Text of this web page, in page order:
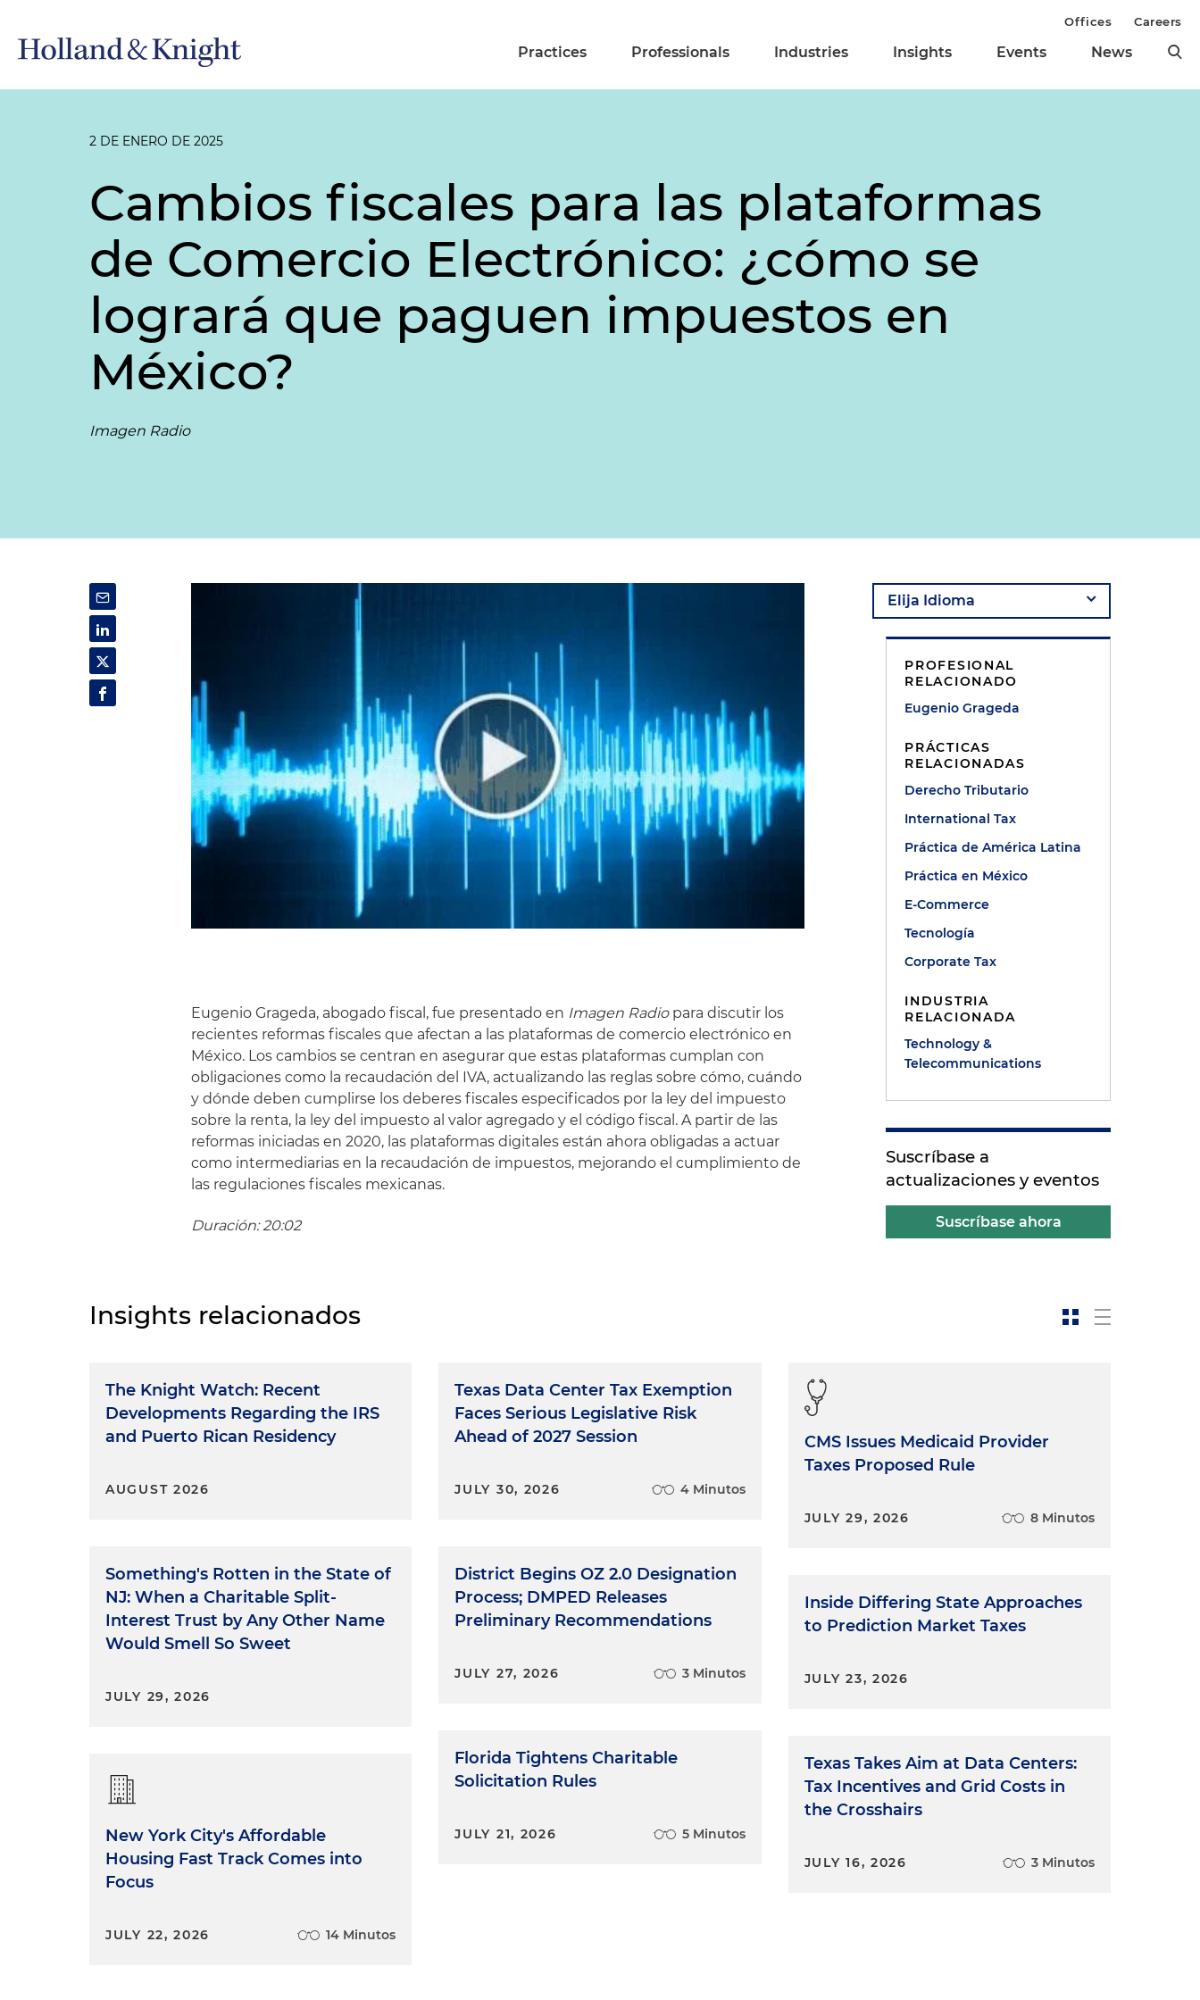
Practices Professionals Industries Insights Events News
Offices Careers
2 DE ENERO DE 2025
Cambios fiscales para las plataformas
de Comercio Electrónico: ¿cómo se
logrará que paguen impuestos en
México?
Imagen Radio
Eugenio Grageda, abogado fiscal, fue presentado en Imagen Radiopara discutir los
recientes reformas fiscales que afectan a las plataformas de comercio electrónico en
México. Los cambios se centran en asegurar que estas plataformas cumplan con
obligaciones como la recaudación del IVA, actualizando las reglas sobre cómo, cuándo
y dónde deben cumplirse los deberes fiscales especificados por la ley del impuesto
sobre la renta, la ley del impuesto al valor agregado y el código fiscal. A partir de las
reformas iniciadas en 2020, las plataformas digitales están ahora obligadas a actuar
como intermediarias en la recaudación de impuestos, mejorando el cumplimiento de
las regulaciones fiscales mexicanas.
Duración: 20:02
PROFESIONAL
RELACIONADO
Eugenio Grageda
PRÁCTICAS
RELACIONADAS
Derecho Tributario
International Tax
Práctica de América Latina
Práctica en México
E-Commerce
Tecnología
Corporate Tax
INDUSTRIA
RELACIONADA
Technology &
Telecommunications
Suscríbase a
actualizaciones y eventos
Suscríbase ahora
Insights relacionados
The Knight Watch: Recent
Developments Regarding the IRS
and Puerto Rican Residency
AUGUST 2026
Something's Rotten in the State of
NJ: When a Charitable Split-
Interest Trust by Any Other Name
Would Smell So Sweet
JULY 29, 2026
New York City's Affordable
Housing Fast Track Comes into
Focus
JULY 22, 2026 14 Minutos
Texas Data Center Tax Exemption
Faces Serious Legislative Risk
Ahead of 2027 Session
JULY 30, 2026 4 Minutos
District Begins OZ 2.0 Designation
Process; DMPED Releases
Preliminary Recommendations
JULY 27, 2026 3 Minutos
Florida Tightens Charitable
Solicitation Rules
JULY 21, 2026 5 Minutos
CMS Issues Medicaid Provider
Taxes Proposed Rule
JULY 29, 2026 8 Minutos
Inside Differing State Approaches
to Prediction Market Taxes
JULY 23, 2026
Texas Takes Aim at Data Centers:
Tax Incentives and Grid Costs in
the Crosshairs
JULY 16, 2026 3 Minutos